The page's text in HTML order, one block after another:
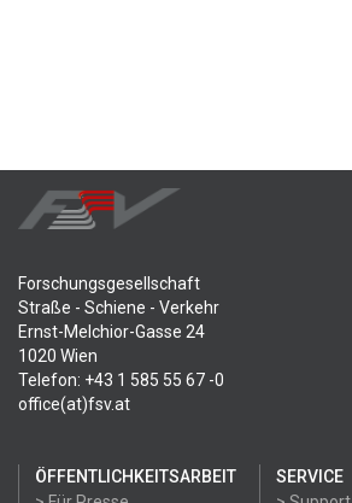
Forschungsgesellschaft
Straße - Schiene - Verkehr
Ernst-Melchior-Gasse 24
1020 Wien
Telefon: +43 1 585 55 67 -0
office(at)fsv.at
ÖFFENTLICHKEITSARBEIT
SERVICE